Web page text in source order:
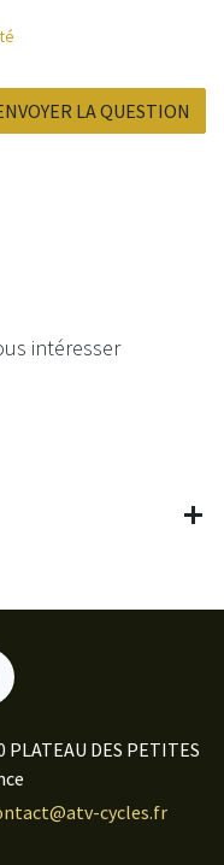
LA QUESTION
intéresser
DES PETITES
cycles.fr